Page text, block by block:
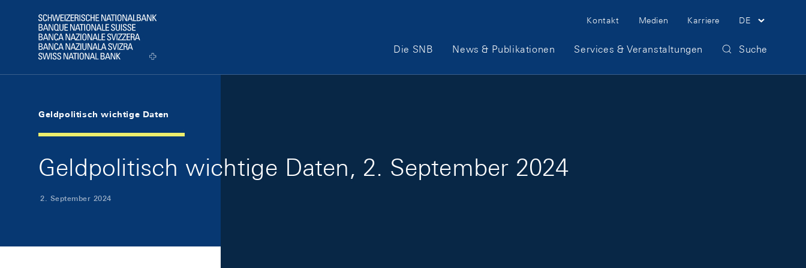
Logo
Meta Navigation
Kontakt Medien Karriere DE
Hauptnavigation
Die SNB News & Publikationen Services & Veranstaltungen Suche
Geldpolitisch wichtige Daten
Geldpolitisch wichtige Daten, 2. September 2024
2. September 2024